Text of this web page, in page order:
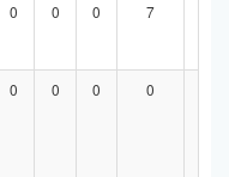
0 0 0 7
0 0 0 0